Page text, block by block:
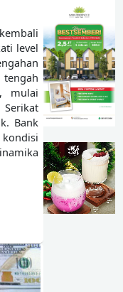
level
tengah
mulai
Bank